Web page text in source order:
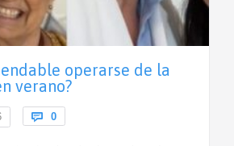
operarse de la
verano?
 0Comments